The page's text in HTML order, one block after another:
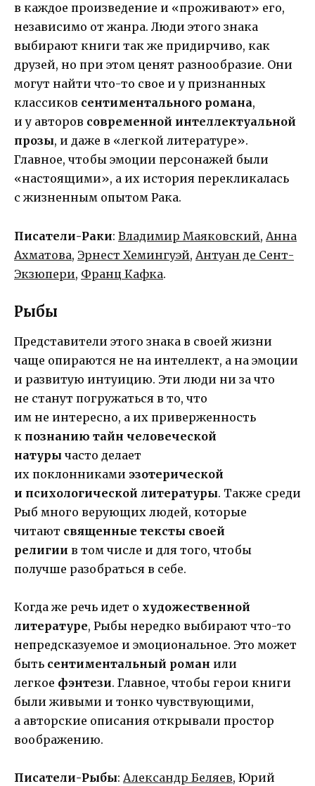
в каждое произведение и «проживают» его,
независимо от жанра. Люди этого знака
выбирают книги так же придирчиво, как
друзей, но при этом ценят разнообразие. Они
могут найти что-то свое и у признанных
классиков сентиментального романа,
и у авторов современной интеллектуальной
прозы, и даже в «легкой литературе».
Главное, чтобы эмоции персонажей были
«настоящими», а их история перекликалась
с жизненным опытом Рака.
Писатели-Раки: Владимир Маяковский, Анна
Ахматова, Эрнест Хемингуэй, Антуан де Сент-
Экзюпери, Франц Кафка.
Рыбы
Представители этого знака в своей жизни
чаще опираются не на интеллект, а на эмоции
и развитую интуицию. Эти люди ни за что
не станут погружаться в то, что
им не интересно, а их приверженность
к познанию тайн человеческой
натуры часто делает
их поклонниками эзотерической
и психологической литературы. Также среди
Рыб много верующих людей, которые
читают священные тексты своей
религии в том числе и для того, чтобы
получше разобраться в себе.
Когда же речь идет о художественной
литературе, Рыбы нередко выбирают что-то
непредсказуемое и эмоциональное. Это может
быть сентиментальный роман или
легкое фэнтези. Главное, чтобы герои книги
были живыми и тонко чувствующими,
а авторские описания открывали простор
воображению.
Писатели-Рыбы: Александр Беляев, Юрий